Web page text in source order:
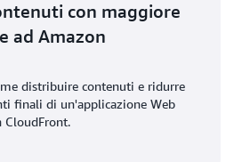
con maggiore
ad Amazon
distribuire contenuti e ridurre
finali di un'applicazione Web
CloudFront.